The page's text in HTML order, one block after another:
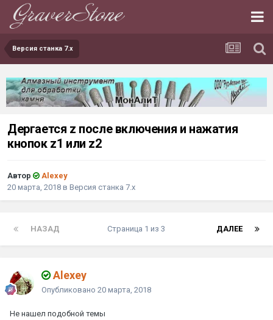
Версия станка 7.х
Дергается z после включения и нажатия
кнопок z1 или z2
Автор
Alexey
20 марта, 2018 в Версия станка 7.х
НАЗАД ДАЛЕЕ
Страница 1 из 3
Alexey
Опубликовано 20 марта, 2018
Не нашел подобной темы